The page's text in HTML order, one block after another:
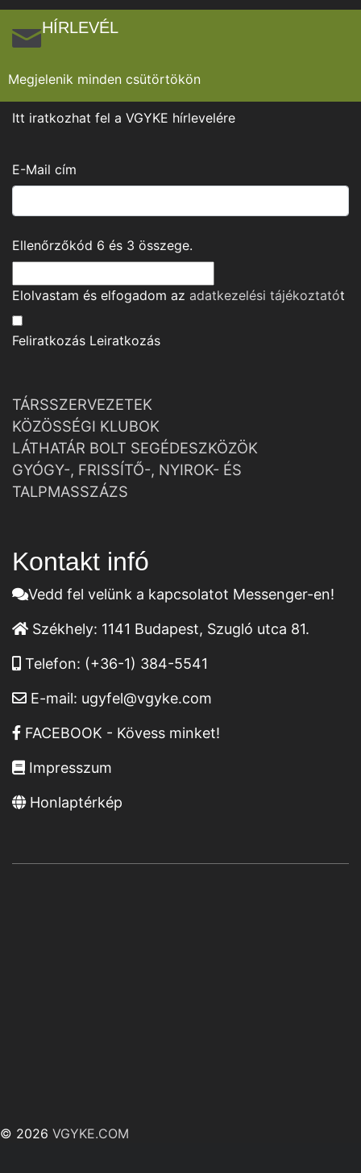
HÍRLEVÉL
Megjelenik minden csütörtökön
Itt iratkozhat fel a VGYKE hírlevelére
E-Mail cím
Ellenőrzőkód 6 és 3 összege.
Elolvastam és elfogadom az adatkezelési tájékoztatót
Feliratkozás Leiratkozás
TÁRSSZERVEZETEK
KÖZÖSSÉGI KLUBOK
LÁTHATÁR BOLT SEGÉDESZKÖZÖK
GYÓGY-, FRISSÍTŐ-, NYIROK- ÉS
TALPMASSZÁZS
Kontakt infó
Vedd fel velünk a kapcsolatot Messenger-en!
Székhely: 1141 Budapest, Szugló utca 81.
Telefon: (+36-1) 384-5541
E-mail: ugyfel@vgyke.com
FACEBOOK - Kövess minket!
Impresszum
Honlaptérkép
© 2026 VGYKE.COM